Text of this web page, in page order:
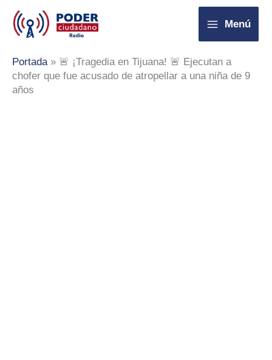
contenido
Menú
Portada» 🚨 ¡Tragedia en Tijuana! 🚨 Ejecutan a
chofer que fue acusado de atropellar a una niña de 9
años